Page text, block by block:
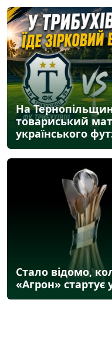
На
товариський
українського
Стало відомо,
«Агрон» стартує